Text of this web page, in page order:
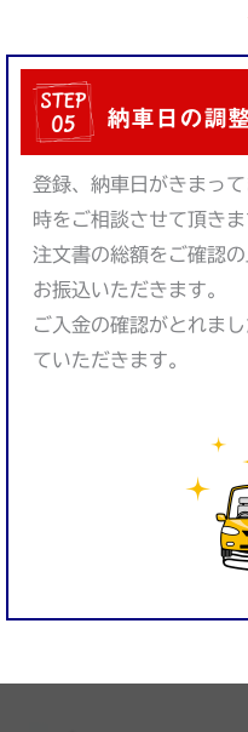
納車日の調
登録、納車日がきまっ
時をご相談させて頂きま
注文書の総額をご確認
お振込いただきます。
ご入金の確認がとれま
ていただきます。